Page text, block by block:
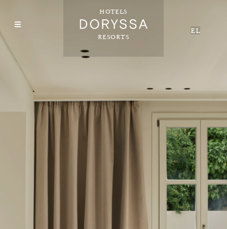
HOTELS
RESORTS
EL